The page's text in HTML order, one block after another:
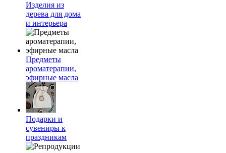
Изделия из
дерева для дома
и интерьера
Предметы
ароматерапии,
эфирные масла
Подарки и
сувениры к
праздникам